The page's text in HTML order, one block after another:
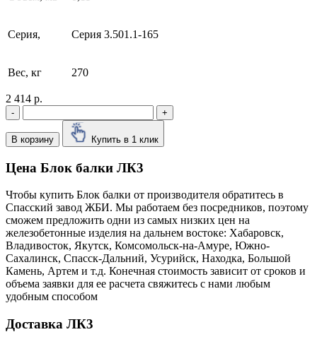
Серия, Серия 3.501.1-165
Вес, кг 270
2 414 р.
- +
В корзину Купить в 1 клик
Цена Блок балки ЛК3
Чтобы купить Блок балки от производителя обратитесь в
Cпасский завод ЖБИ. Мы работаем без посредников, поэтому
сможем предложить одни из самых низких цен на
железобетонные изделия на дальнем востоке: Хабаровск,
Владивосток, Якутск, Комсомольск-на-Амуре, Южно-
Сахалинск, Спасск-Дальний, Усурийск, Находка, Большой
Камень, Артем и т.д. Конечная стоимость зависит от сроков и
объема заявки для ее расчета свяжитесь с нами любым
удобным способом
Доставка ЛК3